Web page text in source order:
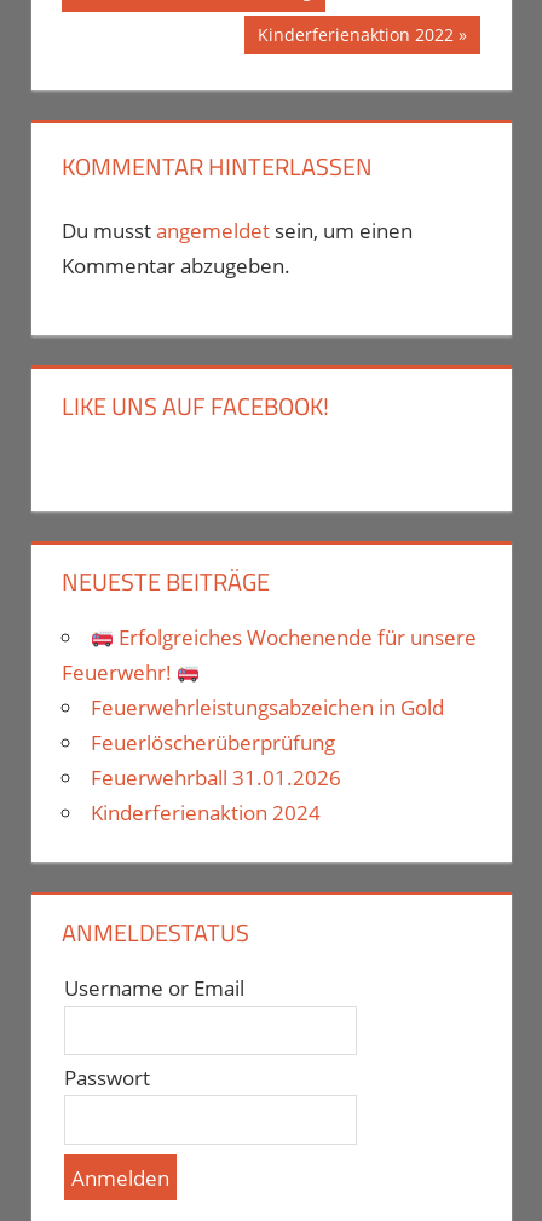
Beitragsnavigation
Nächster
Kinderferienaktion 2022
KOMMENTAR HINTERLASSEN
Du musstangemeldet sein, um einen
Kommentar abzugeben.
LIKE UNS AUF FACEBOOK!
NEUESTE BEITRÄGE
Erfolgreiches Wochenende für unsere
Feuerwehr!
Feuerwehrleistungsabzeichen in Gold
Feuerlöscherüberprüfung
Feuerwehrball 31.01.2026
Kinderferienaktion 2024
ANMELDESTATUS
Username or Email
Passwort